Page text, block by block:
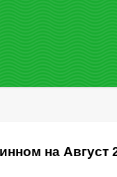
на Август